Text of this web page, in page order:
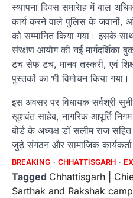
स्थापना दिवस समारेाह में बाल
कार्य करने वाले पुलिस के जवानों,
को सम्मानित किया गया। इसके
संरक्षण आयोग की नई
टच सेफ टच, मानव तस्करी, एवं
पुस्तकों का भी विमोचन किया गया।
इस अवसर पर विधायक सर्वश्री
खुशवंत साहेब, नागरिक आपूर्ति
बोर्ड के अध्यक्ष डॉ सलीम राज
जुड़े संगठन और सामाजिक
BREAKING CHHATTISGARH
Tagged Chhattisgarh |
Sarthak and Rakshak